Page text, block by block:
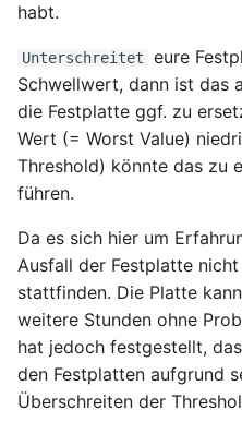
Juli 2023
Mai 2023
April 2023
März 2023
Februar 2023
Januar 2023
Dezember 2022
habt.
Unterschreitet
eure
Schwellwert, dann ist das
die Festplatte ggf. zu
Wert (= Worst Value)
Threshold) könnte das zu
führen.
Da es sich hier um
Ausfall der Festplatte
stattfinden. Die Platte
weitere Stunden ohne
hat jedoch festgestellt,
den Festplatten aufgrund
Überschreiten der